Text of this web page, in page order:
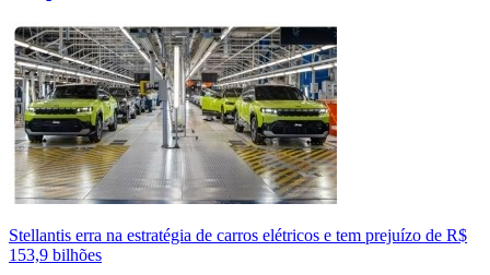
Stellantis erra na estratégia de carros elétricos e tem prejuízo de R$
153,9 bilhões